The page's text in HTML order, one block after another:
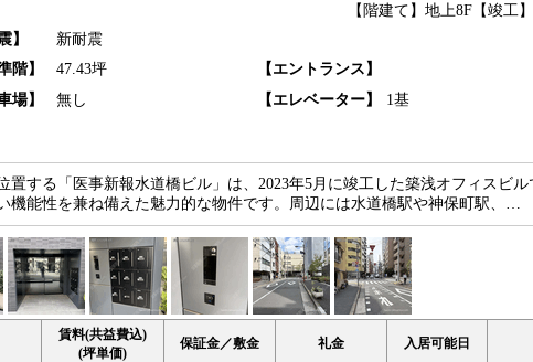
【竣工
【階建て】地上8F
】
新耐震
階】
47.43坪
【エントランス】
場】
無し 【エレベーター】 1基
置する「医事新報水道橋ビル」は、2023年5月に竣工した築浅オフィスビル
機能性を兼ね備えた魅力的な物件です。周辺には水道橋駅や神保町駅、…
賃料(共益費込)
(坪単価)
保証金／敷金 礼金 入居可能日